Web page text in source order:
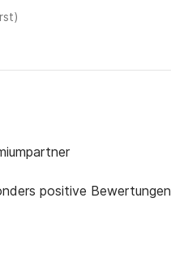
positive Bewertungen